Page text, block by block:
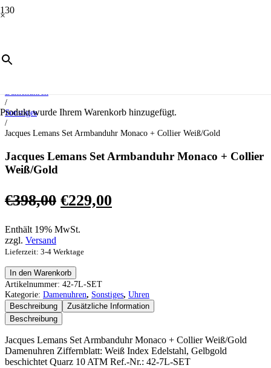
×
Produktwurde Ihrem Warenkorb hinzugefügt.
/
/
Sonstiges
/
Jacques Lemans Set Armbanduhr Monaco + Collier Weiß/Gold
Jacques Lemans Set Armbanduhr Monaco + Collier
Weiß/Gold
€398,00 Ursprünglicher
war:
€398,00
€229,00
Enthält 19% MwSt.
zzgl. Versand
Lieferzeit: 3-4 Werktage
Jacques
Lemans
Set
Armbanduhr
Monaco
+
Collier
Weiß/Gold
Menge
In den Warenkorb
Artikelnummer: 42-7L-SET
Kategorie: Damenuhren, Sonstiges, Uhren
Beschreibung
Zusätzliche Information
Beschreibung
Jacques Lemans Set Armbanduhr Monaco + Collier Weiß/Gold
Damenuhren Ziffernblatt: Weiß Index Edelstahl, Gelbgold
beschichtet Quarz 10 ATM Ref.-Nr.: 42-7L-SET